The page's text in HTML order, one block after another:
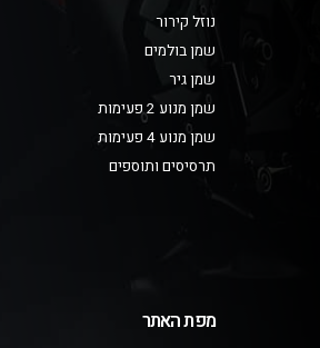
נוזל קירור
שמן בולמים
שמן גיר
שמן מנוע 2 פעימות
שמן מנוע 4 פעימות
תרסיסים ותוספים
מפת האתר